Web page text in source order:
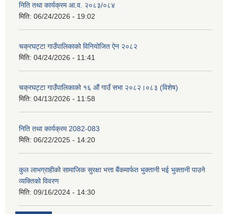
निति तथा कार्यक्रम आ‍.व. २०८३/०८४
मिति: 06/24/2026 - 19:02
चक्रघट्टा गाउँपालिकाको विनियोजित ऐन २०८२
मिति: 04/24/2026 - 11:41
चक्रघट्टा गाउँपालिकाको १६ औं गाउँ सभा २०८२।०८३ (विशेष)
मिति: 04/13/2026 - 11:58
निति तथा कार्यक्रम 2082-083
मिति: 06/22/2025 - 14:20
कुल लाभग्राहीको सामाजिक सुरक्षा भत्ता बैंकमार्फत भुक्तानी भई भुक्तानी पाउने
व्यक्तिको विवरण
मिति: 09/16/2024 - 14:30